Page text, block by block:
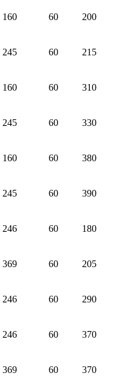
160 60 200
245 60 215
160 60 310
245 60 330
160 60 380
245 60 390
246 60 180
369 60 205
246 60 290
246 60 370
369 60 370